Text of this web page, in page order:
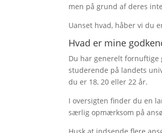
men på grund af deres
Uanset hvad, håber vi du
Hvad er mine
Du har generelt
studerende på landets
du er 18, 20 eller 22 år.
I oversigten finder du en
særlig opmærksom på